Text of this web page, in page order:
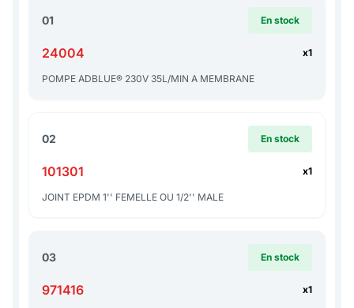
01 En stock
24004 x1
POMPE ADBLUE® 230V 35L/MIN A MEMBRANE
02 En stock
101301 x1
JOINT EPDM 1'' FEMELLE OU 1/2'' MALE
03 En stock
971416 x1